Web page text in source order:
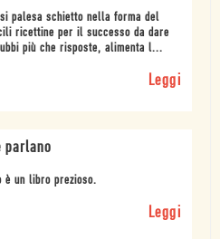
palesa schietto nella forma del
ricettine per il successo da dare
più che risposte, alimenta l...
Leggi
parlano
è un libro prezioso.
Leggi